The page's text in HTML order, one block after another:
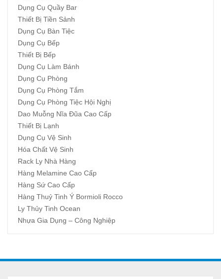
Dụng Cụ Quầy Bar
Thiết Bị Tiền Sảnh
Dụng Cụ Bàn Tiệc
Dụng Cụ Bếp
Thiết Bị Bếp
Dụng Cụ Làm Bánh
Dụng Cụ Phòng
Dụng Cụ Phòng Tắm
Dụng Cụ Phòng Tiệc Hội Nghị
Dao Muỗng Nĩa Đũa Cao Cấp
Thiết Bị Lạnh
Dụng Cụ Vệ Sinh
Hóa Chất Vệ Sinh
Rack Ly Nhà Hàng
Hàng Melamine Cao Cấp
Hàng Sứ Cao Cấp
Hàng Thuỷ Tinh Ý Bormioli Rocco
Ly Thủy Tinh Ocean
Nhựa Gia Dụng – Công Nghiệp